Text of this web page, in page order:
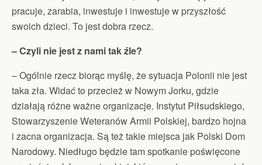
pracuje, zarabia, inwestuje i inwestuje w przyszłość
swoich dzieci. To jest dobra rzecz.
– Czyli nie jest z nami tak źle?
– Ogólnie rzecz biorąc myślę, że sytuacja Polonii nie jest
taka zła. Widać to przecież w Nowym Jorku, gdzie
działają różne ważne organizacje. Instytut Piłsudskiego,
Stowarzyszenie Weteranów Armii Polskiej, bardzo hojna
i zacna organizacja. Są też takie miejsca jak Polski Dom
Narodowy. Niedługo będzie tam spotkanie poświęcone